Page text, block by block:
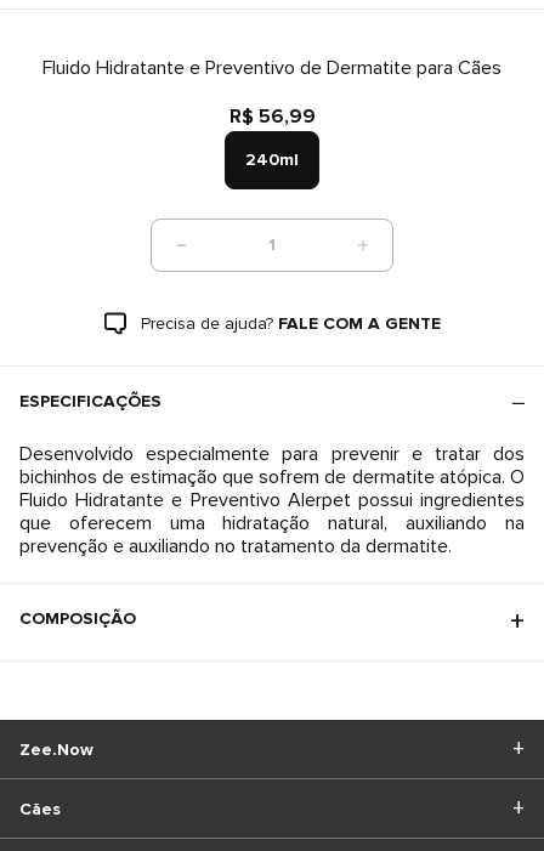
Fluido Hidratante e Preventivo de Dermatite para Cães
R$ 56,99
240ml
1
Precisa de ajuda? FALE COM A GENTE
ESPECIFICAÇÕES
Desenvolvido especialmente para prevenir e tratar dos
bichinhos de estimação que sofrem de dermatite atópica. O
Fluido Hidratante e Preventivo Alerpet possui ingredientes
que oferecem uma hidratação natural, auxiliando na
prevenção e auxiliando no tratamento da dermatite.
COMPOSIÇÃO
Cães
Zee.Now